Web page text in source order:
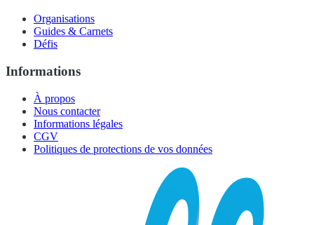
Organisations
Guides & Carnets
Défis
Informations
À propos
Nous contacter
Informations légales
CGV
Politiques de protections de vos données